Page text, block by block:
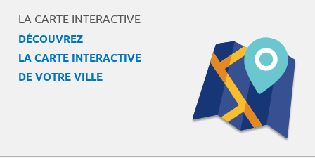
LA CARTE INTERACTIVE
DÉCOUVREZ
LA CARTE INTERACTIVE
DE VOTRE VILLE